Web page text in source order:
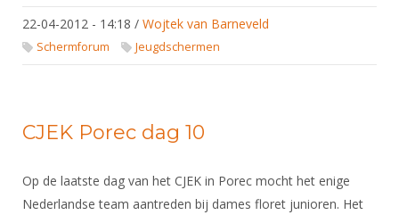
22-04-2012 - 14:18 / Wojtek van Barneveld
Schermforum Jeugdschermen
CJEK Porec dag 10
Op de laatste dag van het CJEK in Porec mocht het enige
Nederlandse team aantreden bij dames floret junioren. Het